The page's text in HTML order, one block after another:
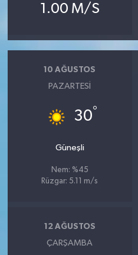
1.00 M/S
10 AĞUSTOS
PAZARTESI
30°
Güneşli
Nem: %45
Rüzgar: 5.11 m/s
12 AĞUSTOS
ÇARŞAMBA